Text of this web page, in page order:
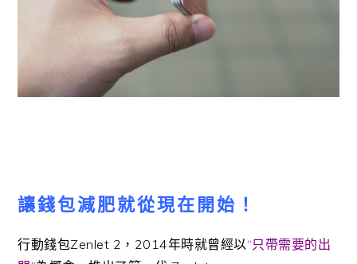
讓錢包減肥就從現在開始！
行動錢包Zenlet 2，2014年時就曾經以“只帶需要的出